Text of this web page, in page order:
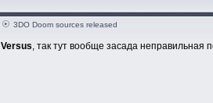
3DO Doom sources released
Versus, так тут вообще засада неправильная